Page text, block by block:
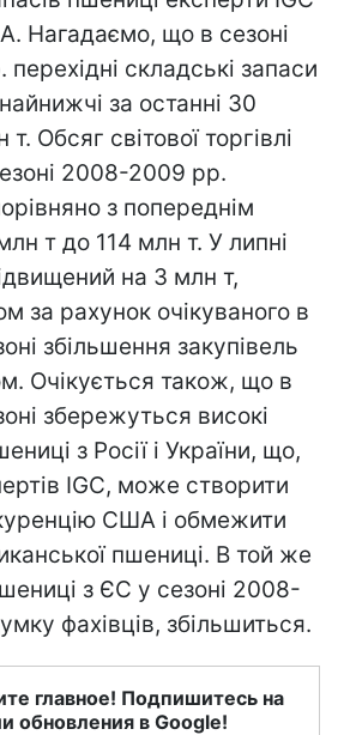
Нагадаємо, що в сезоні
складські запаси
за останні 30
Обсяг світової торгівлі
2008-2009 рр.
з попереднім
т до 114 млн т. У липні
на 3 млн т,
за рахунок очікуваного в
збільшення закупівель
Очікується також, що в
збережуться високі
з Росії і України, що,
IGC, може створити
США і обмежити
пшениці. В той же
з ЄС у сезоні 2008-
фахівців, збільшиться.
главное! Подпишитесь на
обновления в Google!